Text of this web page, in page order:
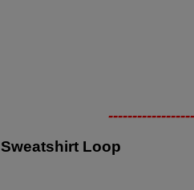
Sweatshirt Loop